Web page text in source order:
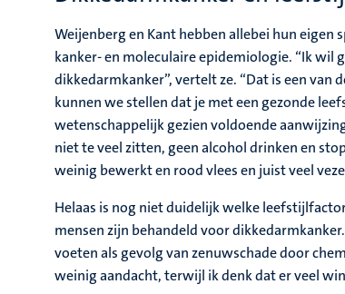
Weijenberg en Kant hebben allebei hun
kanker- en moleculaire epidemiologie. “Ik wil
dikkedarmkanker”, vertelt ze. “Dat is een van
kunnen we stellen dat je met een gezonde
wetenschappelijk gezien voldoende
niet te veel zitten, geen alcohol drinken en
weinig bewerkt en rood vlees en juist veel
Helaas is nog niet duidelijk welke
mensen zijn behandeld voor
voeten als gevolg van zenuwschade door
weinig aandacht, terwijl ik denk dat er veel